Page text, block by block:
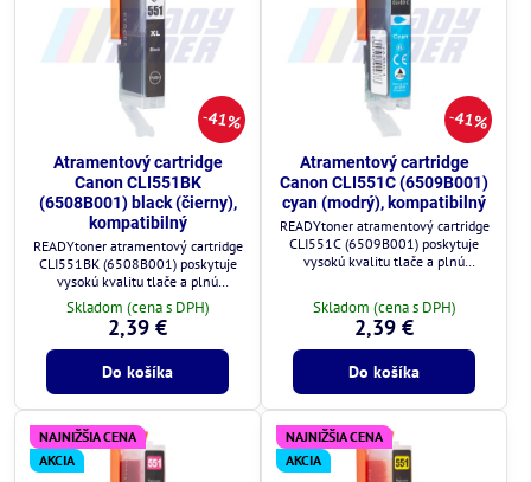
41%
Atramentový cartridge
Canon CLI551BK
(6508B001) black (čierny),
kompatibilný
READYtoner atramentový cartridge
CLI551BK (6508B001) poskytuje
vysokú kvalitu tlače a plnú
kompatibilitu s tlačiarňami Canon.
Skladom (cena s DPH)
2,39 €
Do košíka
41%
Atramentový cartridge
Canon CLI551C (6509B001)
cyan (modrý), kompatibilný
READYtoner atramentový cartridge
CLI551C (6509B001) poskytuje
vysokú kvalitu tlače a plnú
Skladom (cena s DPH)
2,39 €
Do košíka
NAJNIŽŠIA CENA
AKCIA
NAJNIŽŠIA CENA
AKCIA